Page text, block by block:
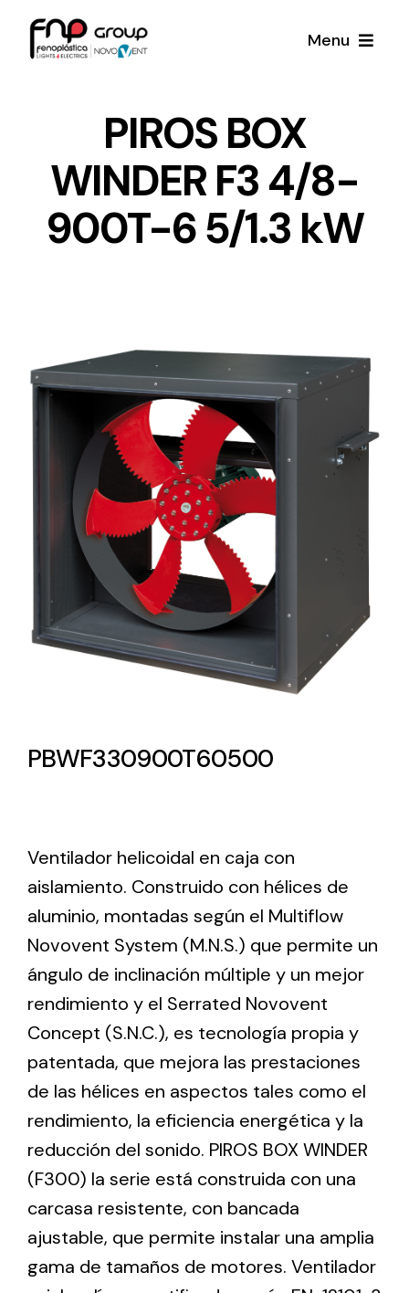
Menu
Lighting and Electrical
Equipment
Complete solutions in lighting and electrical
material for each project and need
Ventilation
The incorporation of Novovent into the group
meant a greater offer of ventilation products for
different uses
Iluminación Solar
Variedad de soluciones solares para todo tipo
de necesidades.
Solar lighting
Noticias
Proyectos
PIROS BOX
WINDER F3 4/8-
900T-6 5/1.3 kW
PBWF330900T60500
Ventilador helicoidal en caja con
aislamiento. Construido con hélices de
aluminio, montadas según el Multiflow
Novovent System (M.N.S.) que permite un
ángulo de inclinación múltiple y un mejor
rendimiento y el Serrated Novovent
Concept (S.N.C.), es tecnología propia y
patentada, que mejora las prestaciones
de las hélices en aspectos tales como el
rendimiento, la eficiencia energética y la
reducción del sonido. PIROS BOX WINDER
(F300) la serie está construida con una
carcasa resistente, con bancada
ajustable, que permite instalar una amplia
gama de tamaños de motores. Ventilador